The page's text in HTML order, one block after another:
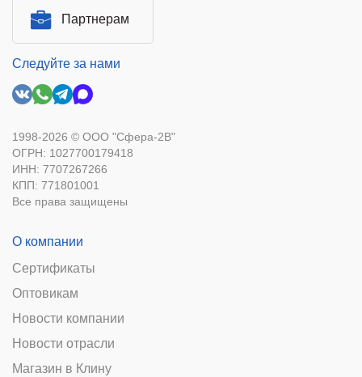
Партнерам
Следуйте за нами
1998-2026 © ООО "Сфера-2В"
ОГРН: 1027700179418
ИНН: 7707267266
КПП: 771801001
Все права защищены
О компании
Сертификаты
Оптовикам
Новости компании
Новости отрасли
Магазин в Клину